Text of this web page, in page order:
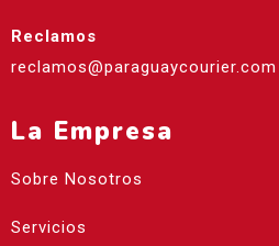
Reclamos
reclamos@paraguaycourier.com
La Empresa
Sobre Nosotros
Servicios